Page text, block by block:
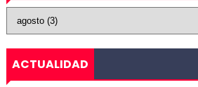
ACTUALIDAD